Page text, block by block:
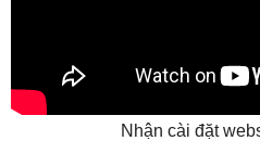
Nhận cài đặt